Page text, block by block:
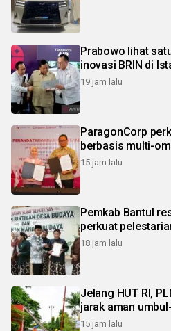
Prabowo lihat
inovasi BRIN di
19 jam lalu
ParagonCorp
berbasis multi-
15 jam lalu
Pemkab Bantul
perkuat
18 jam lalu
Jelang HUT RI,
jarak aman
15 jam lalu